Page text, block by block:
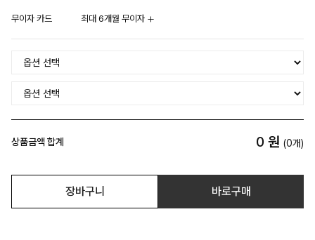
무이자 카드 최대 6개월 무이자
상품금액 합계 0 원 (0개)
장바구니 바로구매